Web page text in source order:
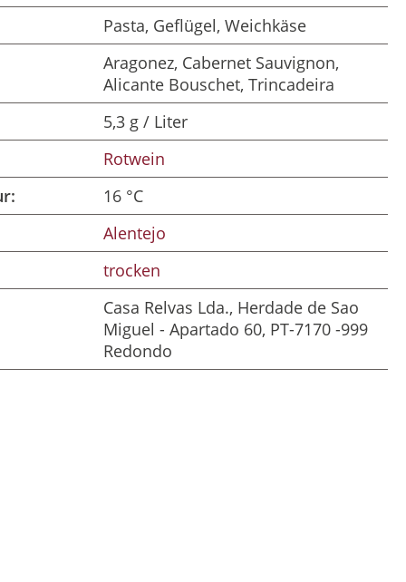
Pasta, Geflügel, Weichkäse
Aragonez, Cabernet Sauvignon,
Alicante Bouschet, Trincadeira
5,3 g / Liter
Rotwein
16 °C
Alentejo
trocken
Casa Relvas Lda., Herdade de Sao
Miguel - Apartado 60, PT-7170 -999
Redondo